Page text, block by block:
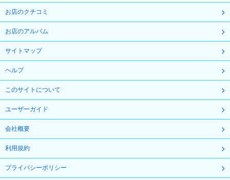
お店のクチコミ
お店のアルバム
サイトマップ
ヘルプ
このサイトについて
ユーザーガイド
会社概要
利用規約
プライバシーポリシー